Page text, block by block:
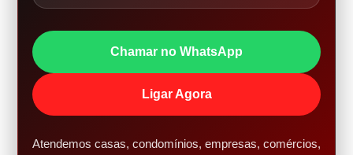
Chamar no WhatsApp
Ligar Agora
Atendemos casas, condomínios, empresas, comércios,